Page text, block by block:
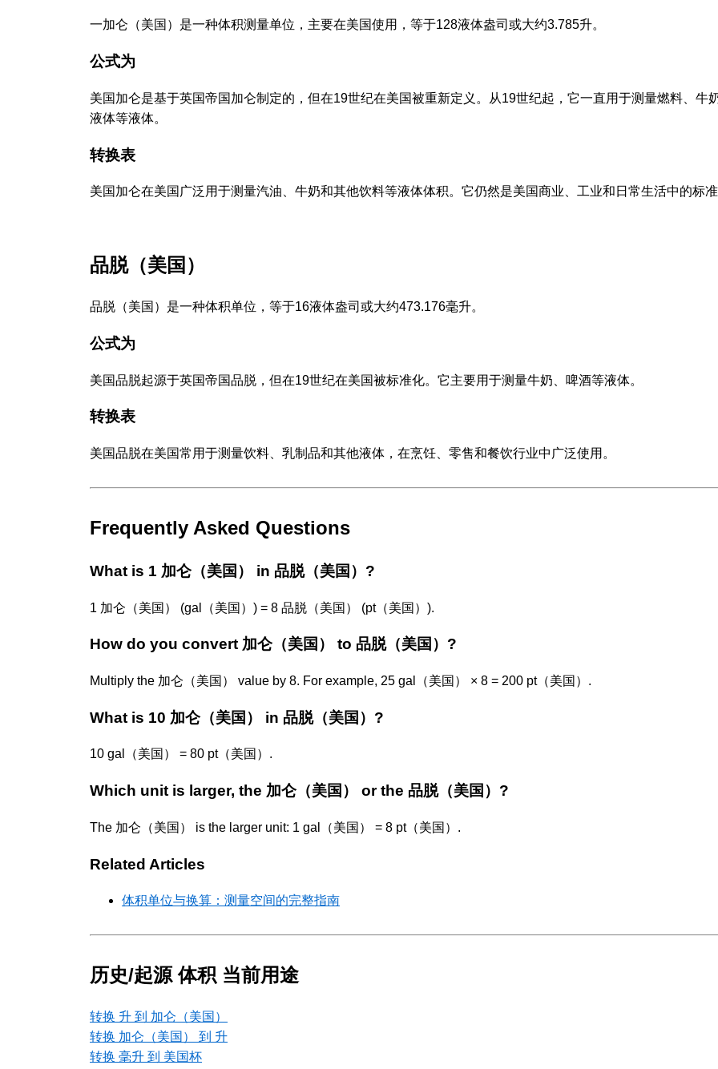
一加仑（美国）是一种体积测量单位，主要在美国使用，等于128液体盎司或大约3.785升。
公式为
美国加仑是基于英国帝国加仑制定的，但在19世纪在美国被重新定义。从19世纪起，它一直用于测量燃料、牛
液体等液体。
转换表
美国加仑在美国广泛用于测量汽油、牛奶和其他饮料等液体体积。它仍然是美国商业、工业和日常生活中的标
品脱（美国）
品脱（美国）是一种体积单位，等于16液体盎司或大约473.176毫升。
公式为
美国品脱起源于英国帝国品脱，但在19世纪在美国被标准化。它主要用于测量牛奶、啤酒等液体。
转换表
美国品脱在美国常用于测量饮料、乳制品和其他液体，在烹饪、零售和餐饮行业中广泛使用。
Frequently Asked Questions
What is 1 加仑（美国） in 品脱（美国）?
1 加仑（美国） (gal（美国）) = 8 品脱（美国） (pt（美国）).
How do you convert 加仑（美国） to 品脱（美国）?
Multiply the 加仑（美国） value by 8. For example, 25 gal（美国） × 8 = 200 pt（美国）.
What is 10 加仑（美国） in 品脱（美国）?
10 gal（美国） = 80 pt（美国）.
Which unit is larger, the 加仑（美国） or the 品脱（美国）?
The 加仑（美国） is the larger unit: 1 gal（美国） = 8 pt（美国）.
Related Articles
体积单位与换算：测量空间的完整指南
历史/起源 体积 当前用途
转换 升 到 加仑（美国）
转换 加仑（美国） 到 升
转换 毫升 到 美国杯